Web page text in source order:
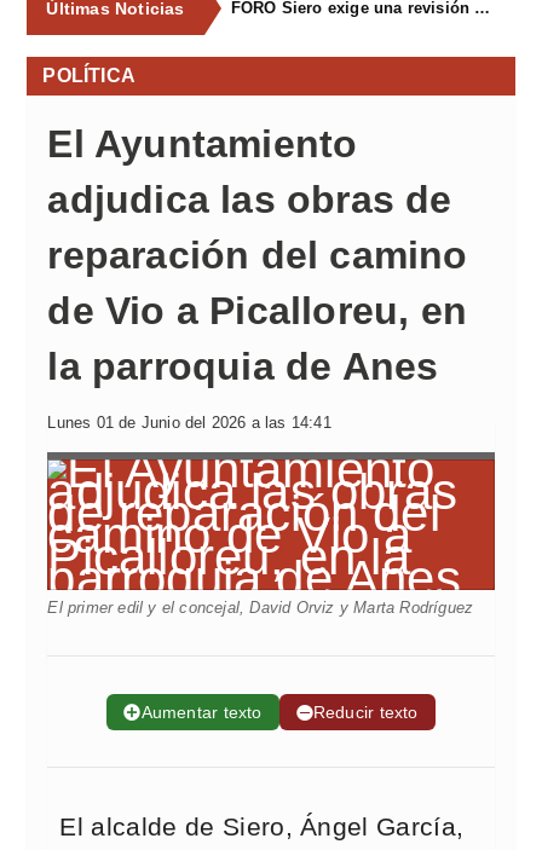
Últimas Noticias FORO Siero exige una revisión integral del servicio de recogida de residuos para acabar con los contenedores desbordados y la imagen de abandono del concejo
POLÍTICA
El Ayuntamiento
adjudica las obras de
reparación del camino
de Vio a Picalloreu, en
la parroquia de Anes
Lunes 01 de Junio del 2026 a las 14:41
El primer edil y el concejal, David Orviz y Marta Rodríguez
➕Aumentar texto ➖Reducir texto
El alcalde de Siero, Ángel García,